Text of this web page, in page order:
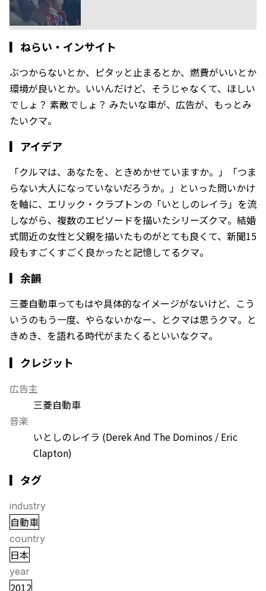
▎ ねらい・インサイト
ぶつからないとか、ピタッと止まるとか、燃費がいいとか
環境が良いとか。いいんだけど、そうじゃなくて、ほしい
でしょ？ 素敵でしょ？ みたいな車が、広告が、もっとみ
たいクマ。
▎ アイデア
「クルマは、あなたを、ときめかせていますか。」「つま
らない大人になっていないだろうか。」といった問いかけ
を軸に、エリック・クラプトンの「いとしのレイラ」を流
しながら、複数のエピソードを描いたシリーズクマ。結婚
式間近の女性と父親を描いたものがとても良くて、新聞15
段もすごくすごく良かったと記憶してるクマ。
▎ 余韻
三菱自動車ってもはや具体的なイメージがないけど、こう
いうのもう一度、やらないかなー、とクマは思うクマ。と
きめき、を語れる時代がまたくるといいなクマ。
▎クレジット
広告主
三菱自動車
音楽
いとしのレイラ (Derek And The Dominos / Eric
Clapton)
▎タグ
industry
自動車
country
日本
year
2012